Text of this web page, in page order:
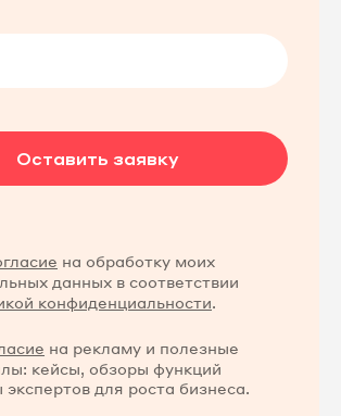
Оставить заявку
на обработку моих
данных в соответствии
конфиденциальности.
на рекламу и полезные
кейсы, обзоры функций
экспертов для роста бизнеса.